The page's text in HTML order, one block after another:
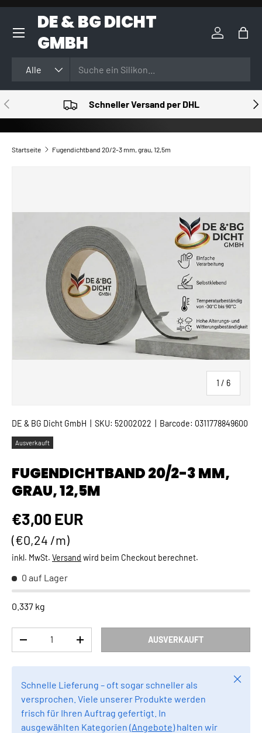
DIREKT ZUM INHALT
DE & BG DICHT
GMBH
Alle
Einloggen
VORHERIGE Schneller Versand per DHL
Startseite Fugendichtband 20/2-3 mm, grau, 12,5m
1 / von
6
DE & BG Dicht GmbH SKU: 52002022 Barcode: 0311778849600
Ausverkauft
FUGENDICHTBAND 20/2-3 MM,
GRAU, 12,5M
Normaler Preis
€3,00 EUR
Grundpreis
€0,24 /m
inkl. MwSt. Versand wird beim Checkout berechnet.
0 auf Lager
0.337 kg
MENGE VERRINGERNMENGE ERHÖHEN AUSVERKAUFT
Schnelle Lieferung – oft sogar schneller als
versprochen. Viele unserer Produkte werden
frisch für Ihren Auftrag gefertigt. In
ausgewählten Kategorien (Angebote) halten wir